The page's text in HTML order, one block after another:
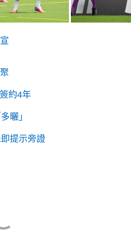
約4年
曬」
提示旁證